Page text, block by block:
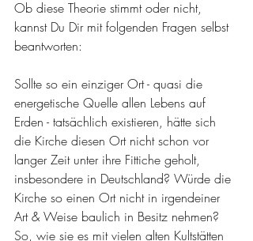
Ob diese Theorie stimmt oder nicht,
kannst Du Dir mit folgenden Fragen selbst
beantworten:
Sollte so ein einziger Ort - quasi die
energetische Quelle allen Lebens auf
Erden - tatsächlich existieren, hätte sich
die Kirche diesen Ort nicht schon vor
langer Zeit unter ihre Fittiche geholt,
insbesondere in Deutschland? Würde die
Kirche so einen Ort nicht in irgendeiner
Art & Weise baulich in Besitz nehmen?
So, wie sie es mit vielen alten Kultstätten